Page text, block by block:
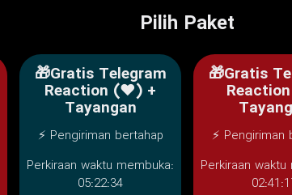
Pilih Paket
🎁Gratis Telegram
Reaction (❤️) +
Tayangan
⚡ Pengiriman bertahap
Perkiraan waktu membuka:
05:22:34
🎁Gratis
⚡ Pengiriman
Perkiraan